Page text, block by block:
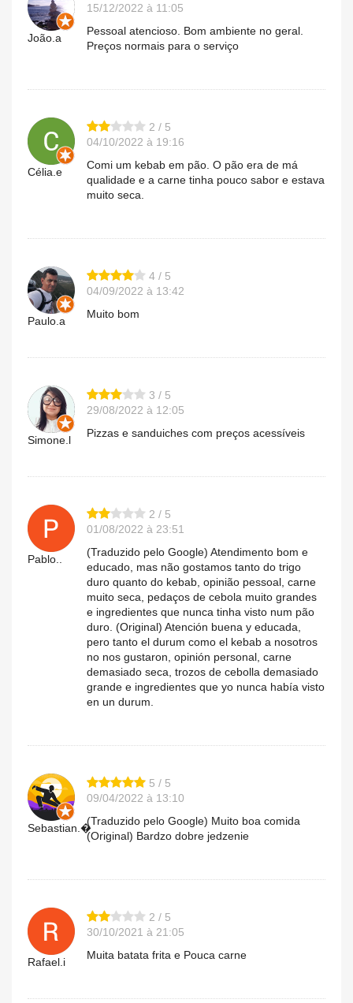
João.a
15/12/2022 à 11:05
Pessoal atencioso. Bom ambiente no geral.
Preços normais para o serviço
Célia.e
2 / 5
04/10/2022 à 19:16
Comi um kebab em pão. O pão era de má
qualidade e a carne tinha pouco sabor e estava
muito seca.
Paulo.a
4 / 5
04/09/2022 à 13:42
Muito bom
Simone.l
3 / 5
29/08/2022 à 12:05
Pizzas e sanduiches com preços acessíveis
Pablo..
2 / 5
01/08/2022 à 23:51
(Traduzido pelo Google) Atendimento bom e
educado, mas não gostamos tanto do trigo
duro quanto do kebab, opinião pessoal, carne
muito seca, pedaços de cebola muito grandes
e ingredientes que nunca tinha visto num pão
duro. (Original) Atención buena y educada,
pero tanto el durum como el kebab a nosotros
no nos gustaron, opinión personal, carne
demasiado seca, trozos de cebolla demasiado
grande e ingredientes que yo nunca había visto
en un durum.
Sebastian.�
5 / 5
09/04/2022 à 13:10
(Traduzido pelo Google) Muito boa comida
(Original) Bardzo dobre jedzenie
Rafael.i
2 / 5
30/10/2021 à 21:05
Muita batata frita e Pouca carne